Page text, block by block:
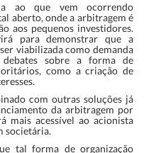
ao que vem ocorrendo
aberto, onde a arbitragem é
aos pequenos investidores.
para demonstrar que a
viabilizada como demanda
sobre a forma de
como a criação de
com outras soluções já
da arbitragem por
mais acessível ao acionista
societária.
tal forma de organização